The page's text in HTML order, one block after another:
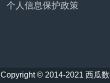
个人信息保护政策
Copyright © 2014-2021 西瓜